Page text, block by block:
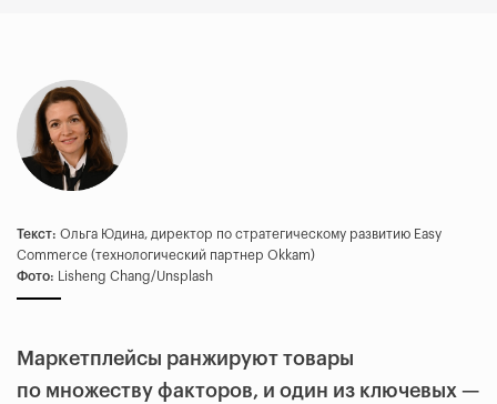
Текст: Ольга Юдина, директор по стратегическому развитию Easy
Commerce (технологический партнер Okkam)
Фото: Lisheng Chang/Unsplash
Маркетплейсы ранжируют товары
по множеству факторов, и один из ключевых —